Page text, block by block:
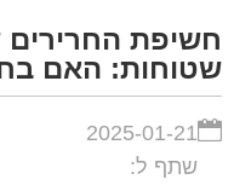
שטוחות: האם
2025-01-21
שתף ל: